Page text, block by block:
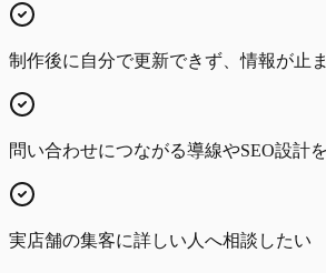
制作後に自分で更新できず、情報が止
問い合わせにつながる導線やSEO設計
実店舗の集客に詳しい人へ相談したい